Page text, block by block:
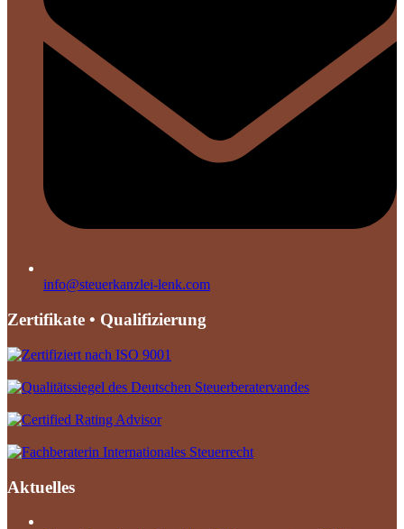
info@steuerkanzlei-lenk.com
Zertifikate • Qualifizierung
Aktuelles